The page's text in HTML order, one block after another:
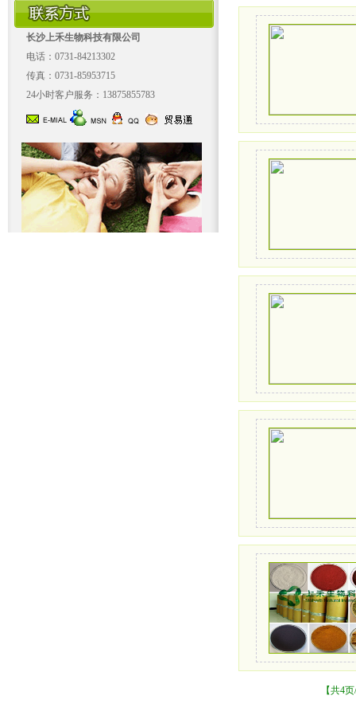
长沙上禾生物科技有限公司
电话：0731-84213302
传真：0731-85953715
24小时客户服务：13875855783
【共4